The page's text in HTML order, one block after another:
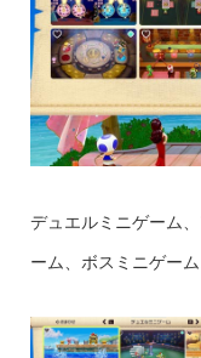
デュエルミニゲーム
ーム、ボスミニゲー